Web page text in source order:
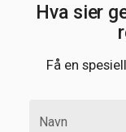
Hva sier
Få en
Navn